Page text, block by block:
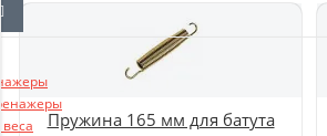
Пружина 165 мм для батута